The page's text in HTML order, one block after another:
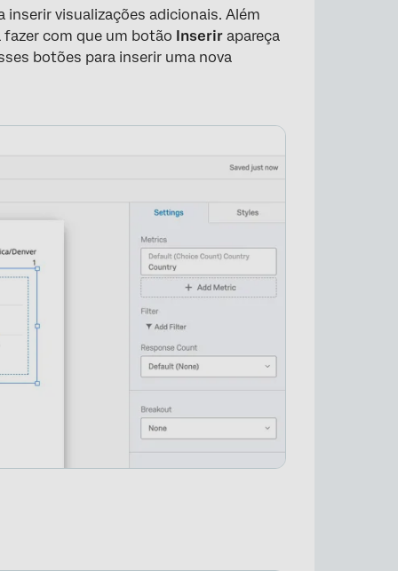
×
inserir visualizações adicionais. Além
com que um botão Inserir apareça
botões para inserir uma nova